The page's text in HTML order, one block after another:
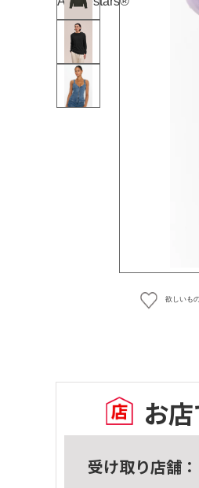
欲しいも
お
受け取り店舗：